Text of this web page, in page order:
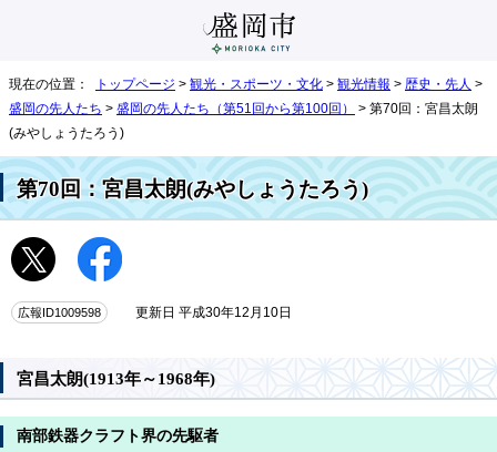
現在の位置： トップページ > 観光・スポーツ・文化 > 観光情報 > 歴史・先人 >
盛岡の先人たち > 盛岡の先人たち（第51回から第100回）
> 第70回：宮昌太朗
(みやしょうたろう)
第70回：宮昌太朗(みやしょうたろう)
広報ID1009598 更新日 平成30年12月10日
宮昌太朗(1913年～1968年)
南部鉄器クラフト界の先駆者